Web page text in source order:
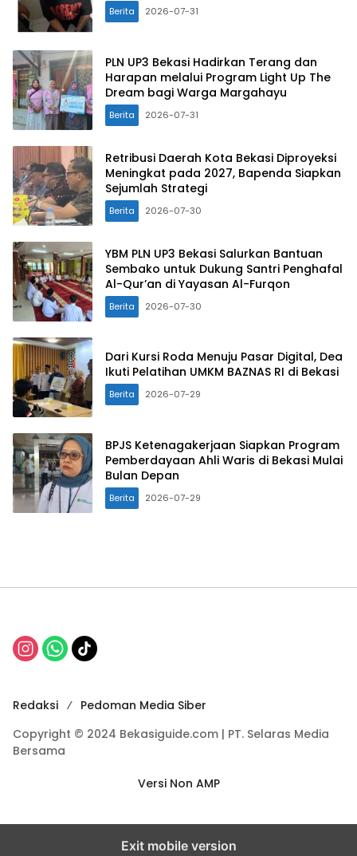
Berita 2026-07-31
PLN UP3 Bekasi Hadirkan Terang dan
Harapan melalui Program Light Up The
Dream bagi Warga Margahayu
Berita 2026-07-31
Retribusi Daerah Kota Bekasi Diproyeksi
Meningkat pada 2027, Bapenda Siapkan
Sejumlah Strategi
Berita 2026-07-30
YBM PLN UP3 Bekasi Salurkan Bantuan
Sembako untuk Dukung Santri Penghafal
Al-Qur’an di Yayasan Al-Furqon
Berita 2026-07-30
Dari Kursi Roda Menuju Pasar Digital, Dea
Ikuti Pelatihan UMKM BAZNAS RI di Bekasi
Berita 2026-07-29
BPJS Ketenagakerjaan Siapkan Program
Pemberdayaan Ahli Waris di Bekasi Mulai
Bulan Depan
Berita 2026-07-29
Redaksi
Pedoman Media Siber
Copyright © 2024 Bekasiguide.com | PT. Selaras Media
Bersama
Versi Non AMP
Exit mobile version